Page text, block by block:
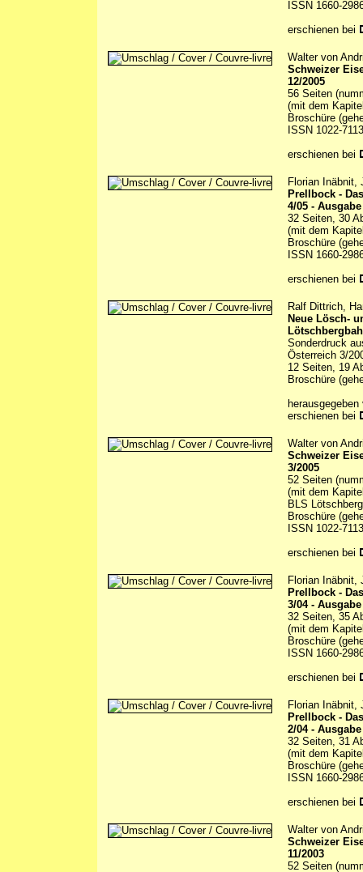
ISSN 1660-
erschienen bei
Walter von
Schweizer
12/2005
56 Seiten
(mit dem
Broschüre
ISSN 1022-7113
erschienen bei
Florian Inäbnit,
Prellbock -
4/05 - Ausgabe
32 Seiten, 30
(mit dem
Broschüre
ISSN 1660-
erschienen bei
Ralf Dittrich,
Neue Lösch-
Sonderdruck
Österreich 3/
12 Seiten, 19
Broschüre
erschienen bei
Walter von
Schweizer
3/2005
52 Seiten
(mit dem
BLS
Broschüre
ISSN 1022-7113
erschienen bei
Florian Inäbnit,
Prellbock -
3/04 -
32 Seiten, 35
(mit dem
Broschüre
ISSN 1660-
erschienen bei
Florian Inäbnit,
Prellbock -
2/04 -
32 Seiten, 31
(mit dem
Broschüre
ISSN 1660-
erschienen bei
Walter von
Schweizer
11/2003
52 Seiten